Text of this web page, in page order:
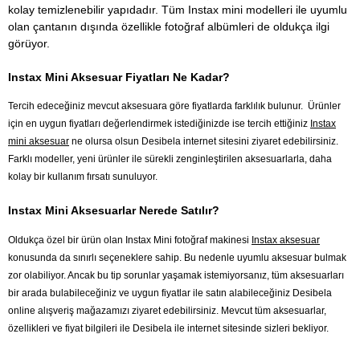
kolay temizlenebilir yapıdadır. Tüm Instax mini modelleri ile uyumlu
olan çantanın dışında özellikle fotoğraf albümleri de oldukça ilgi
görüyor.
Instax Mini Aksesuar Fiyatları Ne Kadar?
Tercih edeceğiniz mevcut aksesuara göre fiyatlarda farklılık bulunur. Ürünler
için en uygun fiyatları değerlendirmek istediğinizde ise tercih ettiğiniz Instax
mini aksesuar ne olursa olsun Desibela internet sitesini ziyaret edebilirsiniz.
Farklı modeller, yeni ürünler ile sürekli zenginleştirilen aksesuarlarla, daha
kolay bir kullanım fırsatı sunuluyor.
Instax Mini Aksesuarlar Nerede Satılır?
Oldukça özel bir ürün olan Instax Mini fotoğraf makinesi Instax aksesuar
konusunda da sınırlı seçeneklere sahip. Bu nedenle uyumlu aksesuar bulmak
zor olabiliyor. Ancak bu tip sorunlar yaşamak istemiyorsanız, tüm aksesuarları
bir arada bulabileceğiniz ve uygun fiyatlar ile satın alabileceğiniz Desibela
online alışveriş mağazamızı ziyaret edebilirsiniz. Mevcut tüm aksesuarlar,
özellikleri ve fiyat bilgileri ile Desibela ile internet sitesinde sizleri bekliyor.